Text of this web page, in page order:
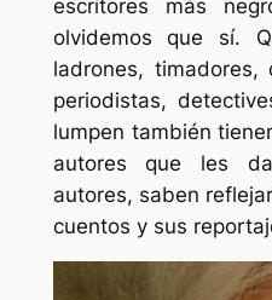
escritores más
olvidemos que sí.
ladrones, timadores,
periodistas,
lumpen también
autores que les
autores, saben
cuentos y sus